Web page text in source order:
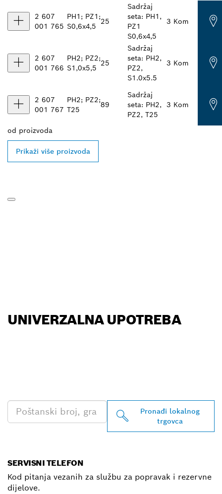
2 607
001 765
PH1; PZ1;
S0,6x4,5
25
Sadržaj
seta: PH1,
PZ1
S0,6x4,5
3 Kom
2 607
001 766
PH2; PZ2;
S1,0x5,5
25
Sadržaj
seta: PH2,
PZ2,
S1.0x5.5
3 Kom
2 607
001 767
PH2; PZ2;
T25
89
Sadržaj
seta: PH2,
PZ2, T25
3 Kom
od proizvoda
Prikaži više proizvoda
UNIVERZALNA UPOTREBA
Pronađi lokalnog
trgovca
SERVISNI TELEFON
Kod pitanja vezanih za službu za popravak i rezervne
dijelove.